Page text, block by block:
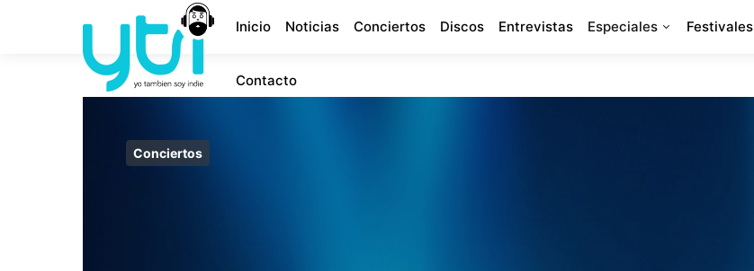
Inicio Noticias Conciertos Discos Entrevistas Especiales Festivales
Contacto
Conciertos